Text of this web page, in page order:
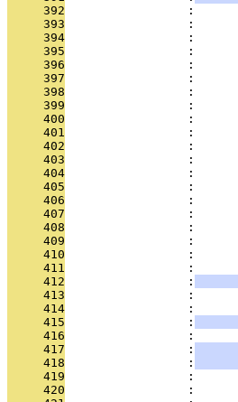
     392
:
     393
:
     394
:
     395
:
     396
:
     397
:
     398
:
     399
:
     400
:
     401
:
     402
:
     403
:
     404
:
     405
:
     406
:
     407
:
     408
:
     409
:
     410
:
     411
:
     412
                 :
     413
:
     414
:
     415
                 :
     416
:
     417
                 :
     418
                 :
     419
:
     420
: